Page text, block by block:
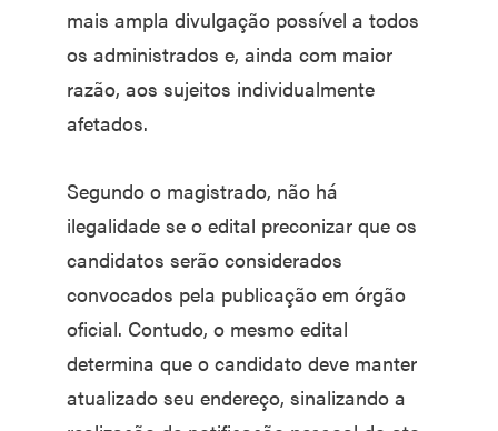
mais ampla divulgação possível a todos
os administrados e, ainda com maior
razão, aos sujeitos individualmente
afetados.
Segundo o magistrado, não há
ilegalidade se o edital preconizar que os
candidatos serão considerados
convocados pela publicação em órgão
oficial. Contudo, o mesmo edital
determina que o candidato deve manter
atualizado seu endereço, sinalizando a